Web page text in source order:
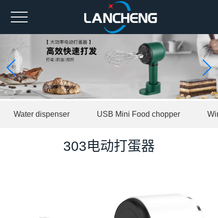
Ahout us
Spare part
Product
News
Water dispenser USB Mini Food chopper
303电动打蛋器